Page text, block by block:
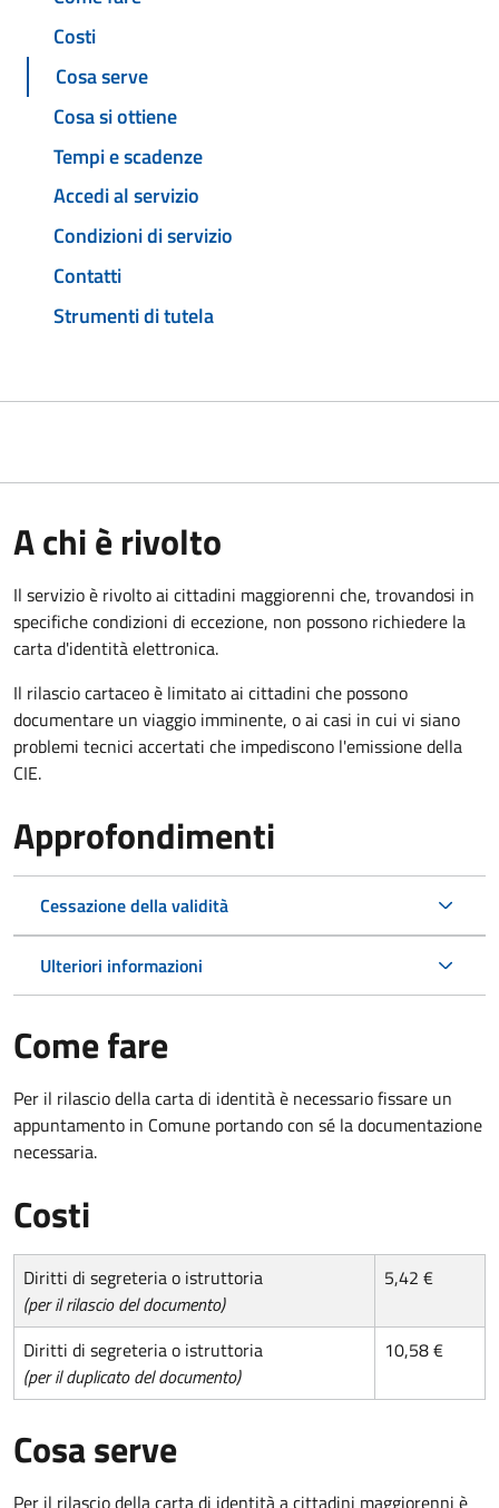
Costi
Cosa serve
Cosa si ottiene
Tempi e scadenze
Accedi al servizio
Condizioni di servizio
Contatti
Strumenti di tutela
A chi è rivolto
Il servizio è rivolto ai cittadini maggiorenni che, trovandosi in
specifiche condizioni di eccezione, non possono richiedere la
carta d'identità elettronica.
Il rilascio cartaceo è limitato ai cittadini che possono
documentare un viaggio imminente, o ai casi in cui vi siano
problemi tecnici accertati che impediscono l'emissione della
CIE.
Approfondimenti
Cessazione della validità
Ulteriori informazioni
Come fare
Per il rilascio della carta di identità è necessario fissare un
appuntamento in Comune portando con sé la documentazione
necessaria.
Costi
Diritti di segreteria o istruttoria
(per il rilascio del documento)
5,42 €
Diritti di segreteria o istruttoria
(per il duplicato del documento)
10,58 €
Cosa serve
Per il rilascio della carta di identità a cittadini maggiorenni è